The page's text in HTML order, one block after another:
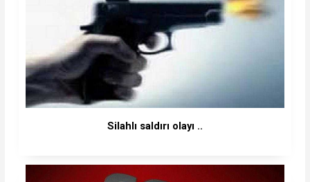
Silahlı saldırı olayı ..